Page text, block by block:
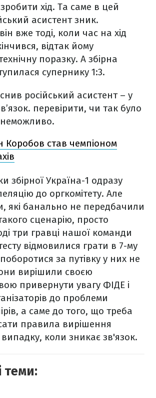
хід. Та саме в цей
асистент зник.
вже тоді, коли час на хід
відтак йому
поразку. А збірна
супернику 1:3.
російський асистент – у
перевірити, чи так було
неможливо.
Коробов став чемпіоном
збірної Україна-1 одразу
до оргкомітету. Але
які банально не передбачили
сценарію, просто
три гравці нашої команди
відмовилися грати в 7-му
за путівку у них не
вирішили своєю
привернути увагу ФІДЕ і
до проблеми
а саме до того, що треба
правила вирішення
випадку, коли зникає зв'язок.
теми: